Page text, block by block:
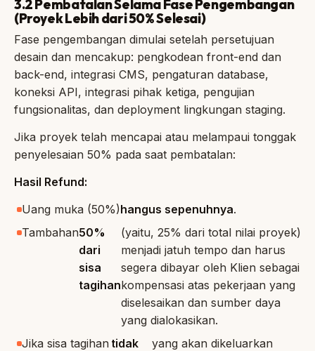
3.2 Pembatalan Selama Fase Pengembangan
(Proyek Lebih dari 50% Selesai)
Fase pengembangan dimulai setelah persetujuan
desain dan mencakup: pengkodean front-end dan
back-end, integrasi CMS, pengaturan database,
koneksi API, integrasi pihak ketiga, pengujian
fungsionalitas, dan deployment lingkungan staging.
Jika proyek telah mencapai atau melampaui tonggak
penyelesaian 50% pada saat pembatalan:
Hasil Refund:
Uang muka (50%)hangus sepenuhnya.
Tambahan50%
dari
sisa
tagihan
(yaitu, 25% dari total nilai proyek)
menjadi jatuh tempo dan harus
segera dibayar oleh Klien sebagai
kompensasi atas pekerjaan yang
diselesaikan dan sumber daya
yang dialokasikan.
Jika sisa tagihan tidak
yang akan dikeluarkan